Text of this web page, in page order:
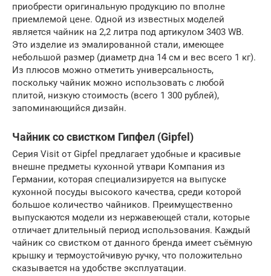
приобрести оригинальную продукцию по вполне
приемлемой цене. Одной из известных моделей
является чайник на 2,2 литра под артикулом 3403 WB.
Это изделие из эмалированной стали, имеющее
небольшой размер (диаметр дна 14 см и вес всего 1 кг).
Из плюсов можно отметить универсальность,
поскольку чайник можно использовать с любой
плитой, низкую стоимость (всего 1 300 рублей),
запоминающийся дизайн.
Чайник со свистком Гипфел (Gipfel)
Серия Visit от Gipfel предлагает удобные и красивые
внешне предметы кухонной утвари Компания из
Германии, которая специализируется на выпуске
кухонной посуды высокого качества, среди которой
большое количество чайников. Преимущественно
выпускаются модели из нержавеющей стали, которые
отличает длительный период использования. Каждый
чайник со свистком от данного бренда имеет съёмную
крышку и термоустойчивую ручку, что положительно
сказывается на удобстве эксплуатации.